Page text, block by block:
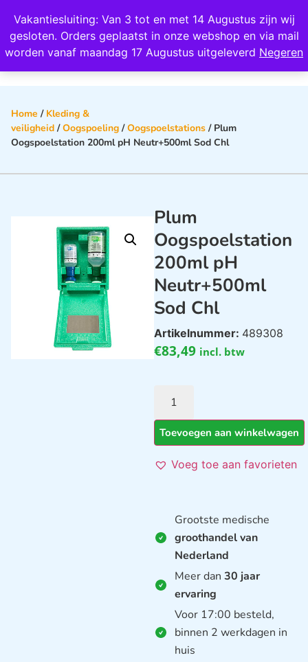
Vakantiesluiting: Van 3 tot en met 14 Augustus zijn wij
gesloten. Orders geplaatst in onze webshop en via mail
worden vanaf maandag 17 Augustus uitgeleverd Negeren
Wij scoren een 4,8 op Google
Home / Kleding &
veiligheid /Oogspoeling /Oogspoelstations / Plum
Oogspoelstation 200ml pH Neutr+500ml Sod Chl
Plum
Oogspoelstation
200ml pH
Neutr+500ml
Sod Chl
Artikelnummer: 489308
€83,49 incl. btw
Toevoegen aan winkelwagen
Voeg toe aan favorieten
Grootste medische
groothandel van
Nederland
Meer dan 30 jaar
ervaring
Voor 17:00 besteld,
binnen 2 werkdagen in
huis